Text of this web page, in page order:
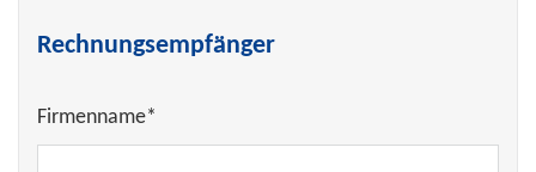
Rechnungsempfänger
Firmenname*